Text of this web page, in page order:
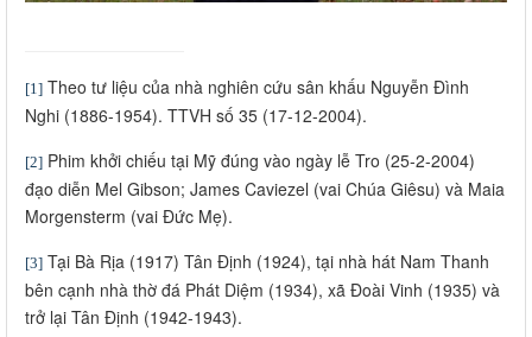
[1] Theo tư liệu của nhà nghiên cứu sân khấu Nguyễn Đình
Nghi (1886-1954). TTVH số 35 (17-12-2004).
[2] Phim khởi chiếu tại Mỹ đúng vào ngày lễ Tro (25-2-2004)
đạo diễn Mel Gibson; James Caviezel (vai Chúa Giêsu) và Maia
Morgensterm (vai Đức Mẹ).
[3] Tại Bà Rịa (1917) Tân Định (1924), tại nhà hát Nam Thanh
bên cạnh nhà thờ đá Phát Diệm (1934), xã Đoài Vinh (1935) và
trở lại Tân Định (1942-1943).